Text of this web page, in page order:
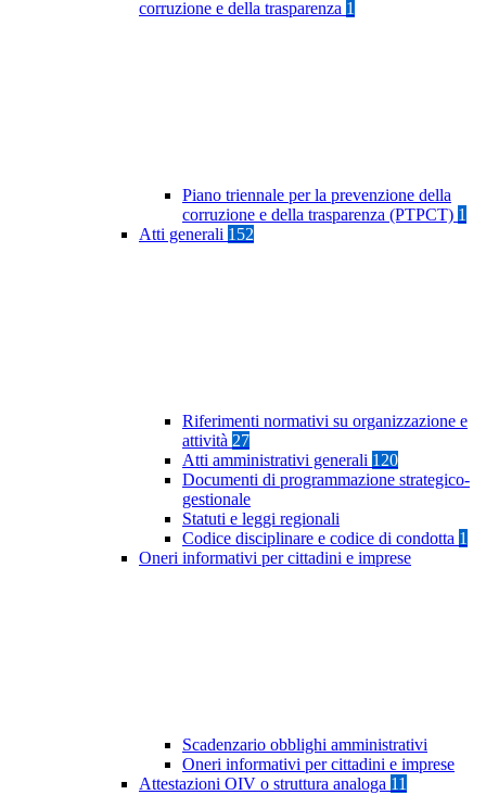
corruzione e della trasparenza 1
Piano triennale per la prevenzione della
corruzione e della trasparenza (PTPCT) 1
Atti generali 152
Riferimenti normativi su organizzazione e
attività 27
Atti amministrativi generali 120
Documenti di programmazione strategico-
gestionale
Statuti e leggi regionali
Codice disciplinare e codice di condotta 1
Oneri informativi per cittadini e imprese
Scadenzario obblighi amministrativi
Oneri informativi per cittadini e imprese
Attestazioni OIV o struttura analoga 11